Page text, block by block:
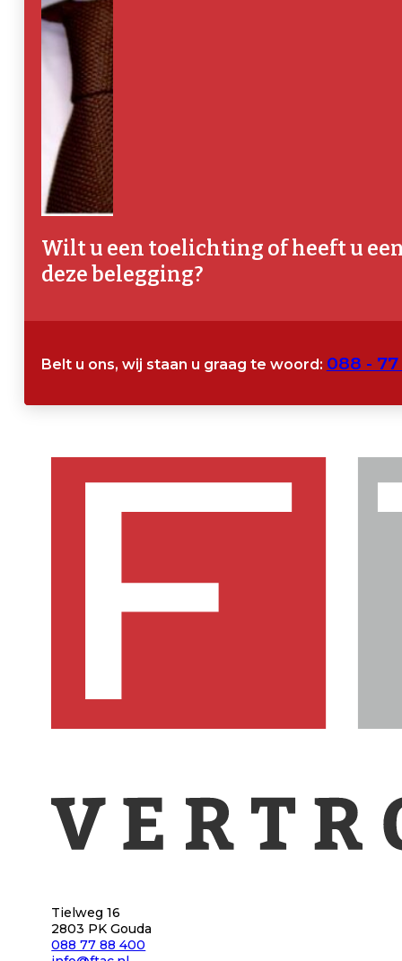
Tielweg 16
2803 PK Gouda
088 77 88 400
Wilt u een toelichting of heeft u
deze belegging?
Belt u ons, wij staan u graag te woord: 088 -